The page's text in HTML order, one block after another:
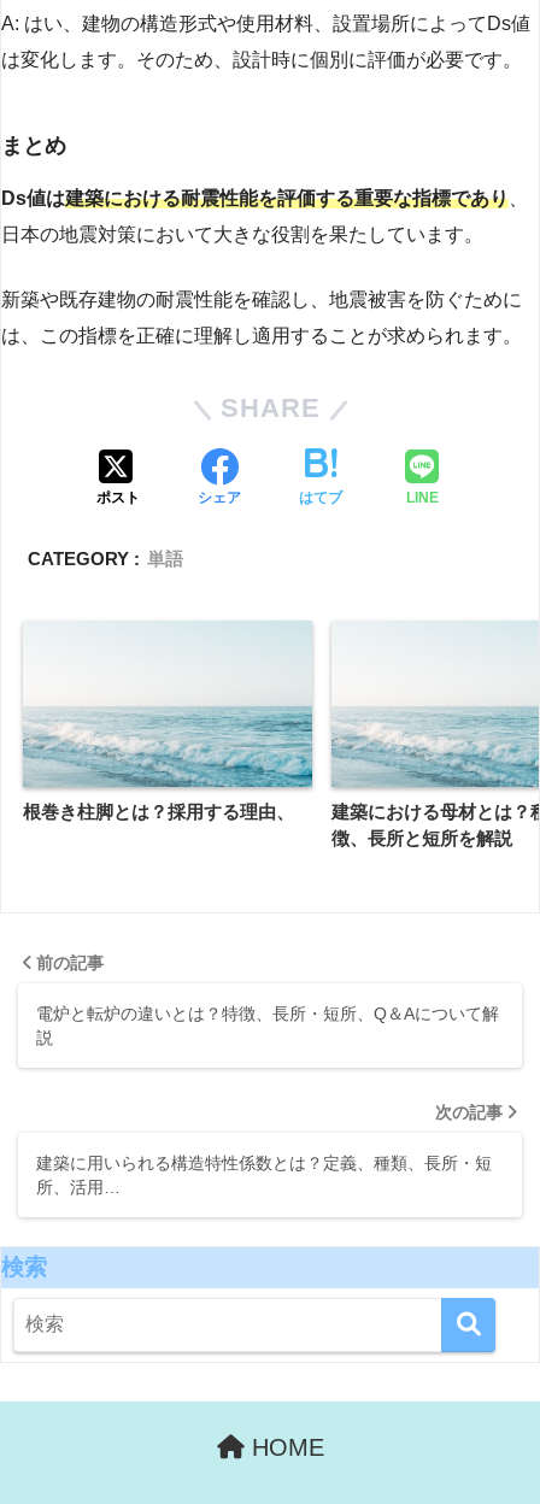
A: はい、建物の構造形式や使用材料、設置場所によってDs値
は変化します。そのため、設計時に個別に評価が必要です。
まとめ
Ds値は建築における耐震性能を評価する重要な指標であり
日本の地震対策において大きな役割を果たしています。
新築や既存建物の耐震性能を確認し、地震被害を防ぐために
は、この指標を正確に理解し適用することが求められます。
SHARE
ポスト シェア はてブ LINE
CATEGORY : 単語
根巻き柱脚とは？採用する理由、
建築における母材とは？
徴、長所と短所を解説
前の記事
電炉と転炉の違いとは？特徴、長所・短所、Q＆Aについて解
説
次の記事
建築に用いられる構造特性係数とは？定義、種類、長所・短
所、活用…
検索
HOME